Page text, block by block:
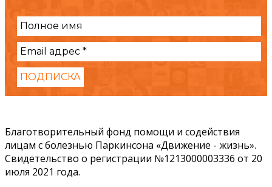
Благотворительный фонд помощи и содействия
лицам с болезнью Паркинсона «Движение - жизнь».
Свидетельство о регистрации №1213000003336 от 20
июля 2021 года.